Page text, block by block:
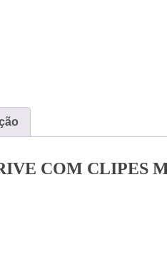
COM CLIPES